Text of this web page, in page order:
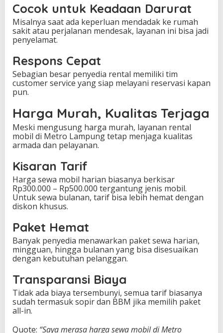
Cocok untuk Keadaan Darurat
Misalnya saat ada keperluan mendadak ke rumah
sakit atau perjalanan mendesak, layanan ini bisa jadi
penyelamat.
Respons Cepat
Sebagian besar penyedia rental memiliki tim
customer service yang siap melayani reservasi kapan
pun.
Harga Murah, Kualitas Terjaga
Meski mengusung harga murah, layanan rental
mobil di Metro Lampung tetap menjaga kualitas
armada dan pelayanan.
Kisaran Tarif
Harga sewa mobil harian biasanya berkisar
Rp300.000 – Rp500.000 tergantung jenis mobil.
Untuk sewa bulanan, tarif bisa lebih hemat dengan
diskon khusus.
Paket Hemat
Banyak penyedia menawarkan paket sewa harian,
mingguan, hingga bulanan yang bisa disesuaikan
dengan kebutuhan pelanggan.
Transparansi Biaya
Tidak ada biaya tersembunyi, semua tarif biasanya
sudah termasuk sopir dan BBM jika memilih paket
all-in.
Quote: “Saya merasa harga sewa mobil di Metro